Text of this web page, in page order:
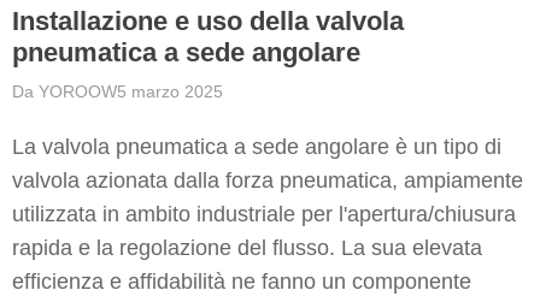
Installazione e uso della valvola
pneumatica a sede angolare
Da YOROOW5 marzo 2025
La valvola pneumatica a sede angolare è un tipo di
valvola azionata dalla forza pneumatica, ampiamente
utilizzata in ambito industriale per l'apertura/chiusura
rapida e la regolazione del flusso. La sua elevata
efficienza e affidabilità ne fanno un componente